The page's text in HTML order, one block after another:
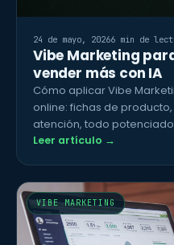
24 de mayo, 20266 min de
Vibe Marketing
vender más con IA
Cómo aplicar Vibe
online: fichas de
atención, todo potenciado
Leer artículo →
VIBE MARKETING